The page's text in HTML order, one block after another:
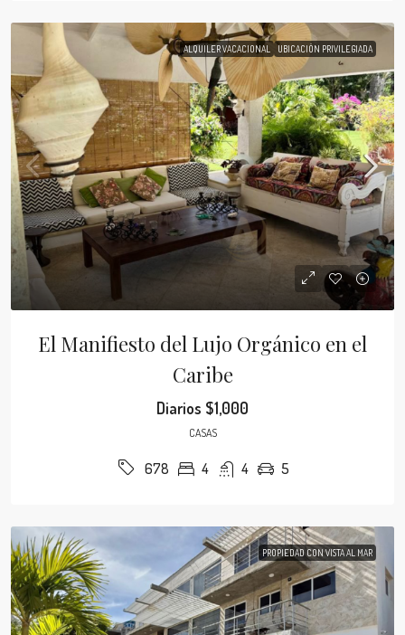
ALQUILER VACACIONAL UBICACIÓN PRIVILEGIADA
El Manifiesto del Lujo Orgánico en el
Caribe
Diarios $1,000
CASAS
678 4 4 5
PROPIEDAD CON VISTA AL MAR